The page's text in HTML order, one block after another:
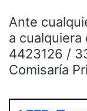
Ante
a
4423126 /
Comisaría